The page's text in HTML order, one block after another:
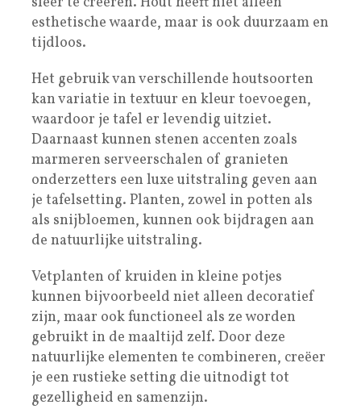
esthetische waarde, maar is ook duurzaam en
tijdloos.
Het gebruik van verschillende houtsoorten
kan variatie in textuur en kleur toevoegen,
waardoor je tafel er levendig uitziet.
Daarnaast kunnen stenen accenten zoals
marmeren serveerschalen of granieten
onderzetters een luxe uitstraling geven aan
je tafelsetting. Planten, zowel in potten als
als snijbloemen, kunnen ook bijdragen aan
de natuurlijke uitstraling.
Vetplanten of kruiden in kleine potjes
kunnen bijvoorbeeld niet alleen decoratief
zijn, maar ook functioneel als ze worden
gebruikt in de maaltijd zelf. Door deze
natuurlijke elementen te combineren, creëer
je een rustieke setting die uitnodigt tot
gezelligheid en samenzijn.